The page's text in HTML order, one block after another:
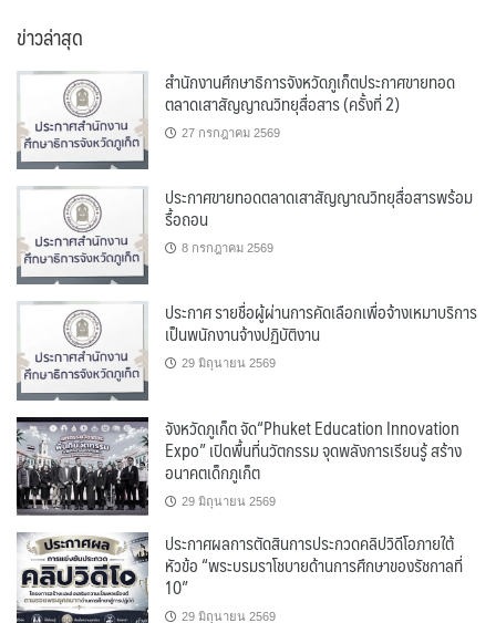
ข่าวล่าสุด
สำนักงานศึกษาธิการจังหวัดภูเก็ตประกาศขายทอด
ตลาดเสาสัญญาณวิทยุสื่อสาร (ครั้งที่ 2)
27 กรกฎาคม 2569
ประกาศขายทอดตลาดเสาสัญญาณวิทยุสื่อสารพร้อม
รื้อถอน
8 กรกฎาคม 2569
ประกาศ รายชื่อผู้ผ่านการคัดเลือกเพื่อจ้างเหมาบริการ
เป็นพนักงานจ้างปฏิบัติงาน
29 มิถุนายน 2569
จังหวัดภูเก็ต จัด“Phuket Education Innovation
Expo” เปิดพื้นที่นวัตกรรม จุดพลังการเรียนรู้ สร้าง
อนาคตเด็กภูเก็ต
29 มิถุนายน 2569
ประกาศผลการตัดสินการประกวดคลิปวิดีโอภายใต้
หัวข้อ “พระบรมราโชบายด้านการศึกษาของรัชกาลที่
10”
29 มิถุนายน 2569